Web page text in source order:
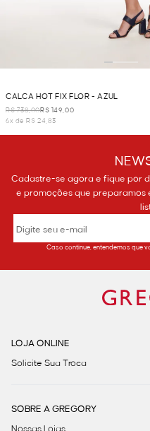
CALCA HOT FIX FLOR - AZUL
R$ 738,00R$ 149,00
6x de R$ 24,83
Cadastre-se agora e fique por
e promoções que preparamos
Caso continue, entendemos que
LOJA ONLINE
Solicite Sua Troca
SOBRE A GREGORY